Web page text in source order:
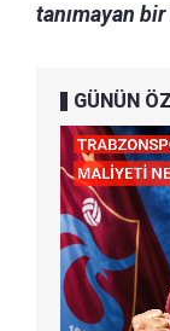
tanımayan
GÜNÜN